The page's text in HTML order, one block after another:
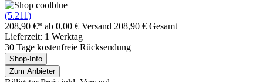
(5.211)
208,90 €* ab 0,00 € Versand 208,90 € Gesamt
Lieferzeit: 1 Werktag
30 Tage kostenfreie Rücksendung
Shop-Info
Zum Anbieter